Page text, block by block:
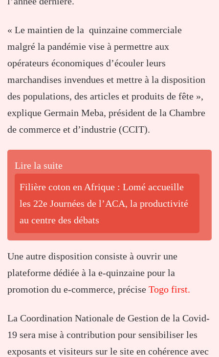
« Le maintien de la quinzaine commerciale
malgré la pandémie vise à permettre aux
opérateurs économiques d’écouler leurs
marchandises invendues et mettre à la disposition
des populations, des articles et produits de fête »,
explique Germain Meba, président de la Chambre
de commerce et d’industrie (CCIT).
Lire la suite
Filière coton en Afrique : Lomé accueille
les 22e Journées de l’ACA, la productivité
au centre des débats
Une autre disposition consiste à ouvrir une
plateforme dédiée à la e-quinzaine pour la
promotion du e-commerce, précise Togo first.
La Coordination Nationale de Gestion de la Covid-
19 sera mise à contribution pour sensibiliser les
exposants et visiteurs sur le site en cohérence avec